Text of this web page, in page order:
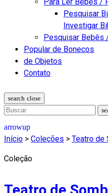
Pesquisar
Investigar
Pesquisar Bebês
Popular de Bonecos
de Objetos
Contato
Início > Coleções > Teatro de
Coleção